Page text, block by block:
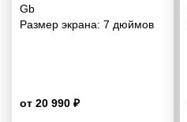
Gb
Размер экрана: 7 дюймов
от 20 990 ₽